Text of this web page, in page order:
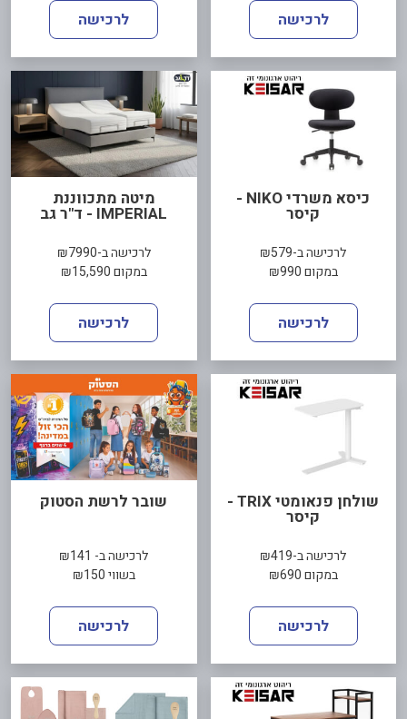
לרכישה לרכישה
כיסא משרדי NIKO -
קיסר
לרכישה ב-₪579
במקום ₪990
לרכישה
מיטה מתכווננת
IMPERIAL - ד"ר גב
לרכישה ב-₪7990
במקום ₪15,590
לרכישה
שולחן פנאומטי TRIX -
קיסר
לרכישה ב-₪419
במקום ₪690
לרכישה
שובר לרשת הסטוק
לרכישה ב- ₪141
בשווי ₪150
לרכישה